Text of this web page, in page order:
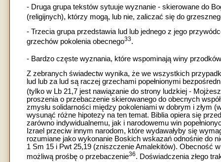
- Druga grupa tekstów sytuuje wyznanie - skierowane do
(religijnych), którzy mogą, lub nie, zaliczać się do
- Trzecia grupa przedstawia lud lub jednego z jego
grzechów pokolenia obecnego33.
- Bardzo częste wyznania, które wspominają winy
Z zebranych świadectw wynika, że we wszystkich
lud lub za lud są raczej grzechami popełnionymi
(tylko w Lb 21,7 jest nawiązanie do strony ludzkiej -
proszenia o przebaczenie skierowanego do obecnych
zmysłu solidarności między pokoleniami w dobrym i złym
wysunąć różne hipotezy na ten temat. Biblia opiera się
zarówno indywidualnemu, jak i narodowemu win
Izrael przeciw innym narodom, które wydawałyby się
rozumiane jako wykonanie Boskich wskazań odnośnie do
1 Sm 15 i Pwt 25,19 (zniszczenie Amalekitów). Obecność
możliwą prośbę o przebaczenie36. Doświadczenia złego